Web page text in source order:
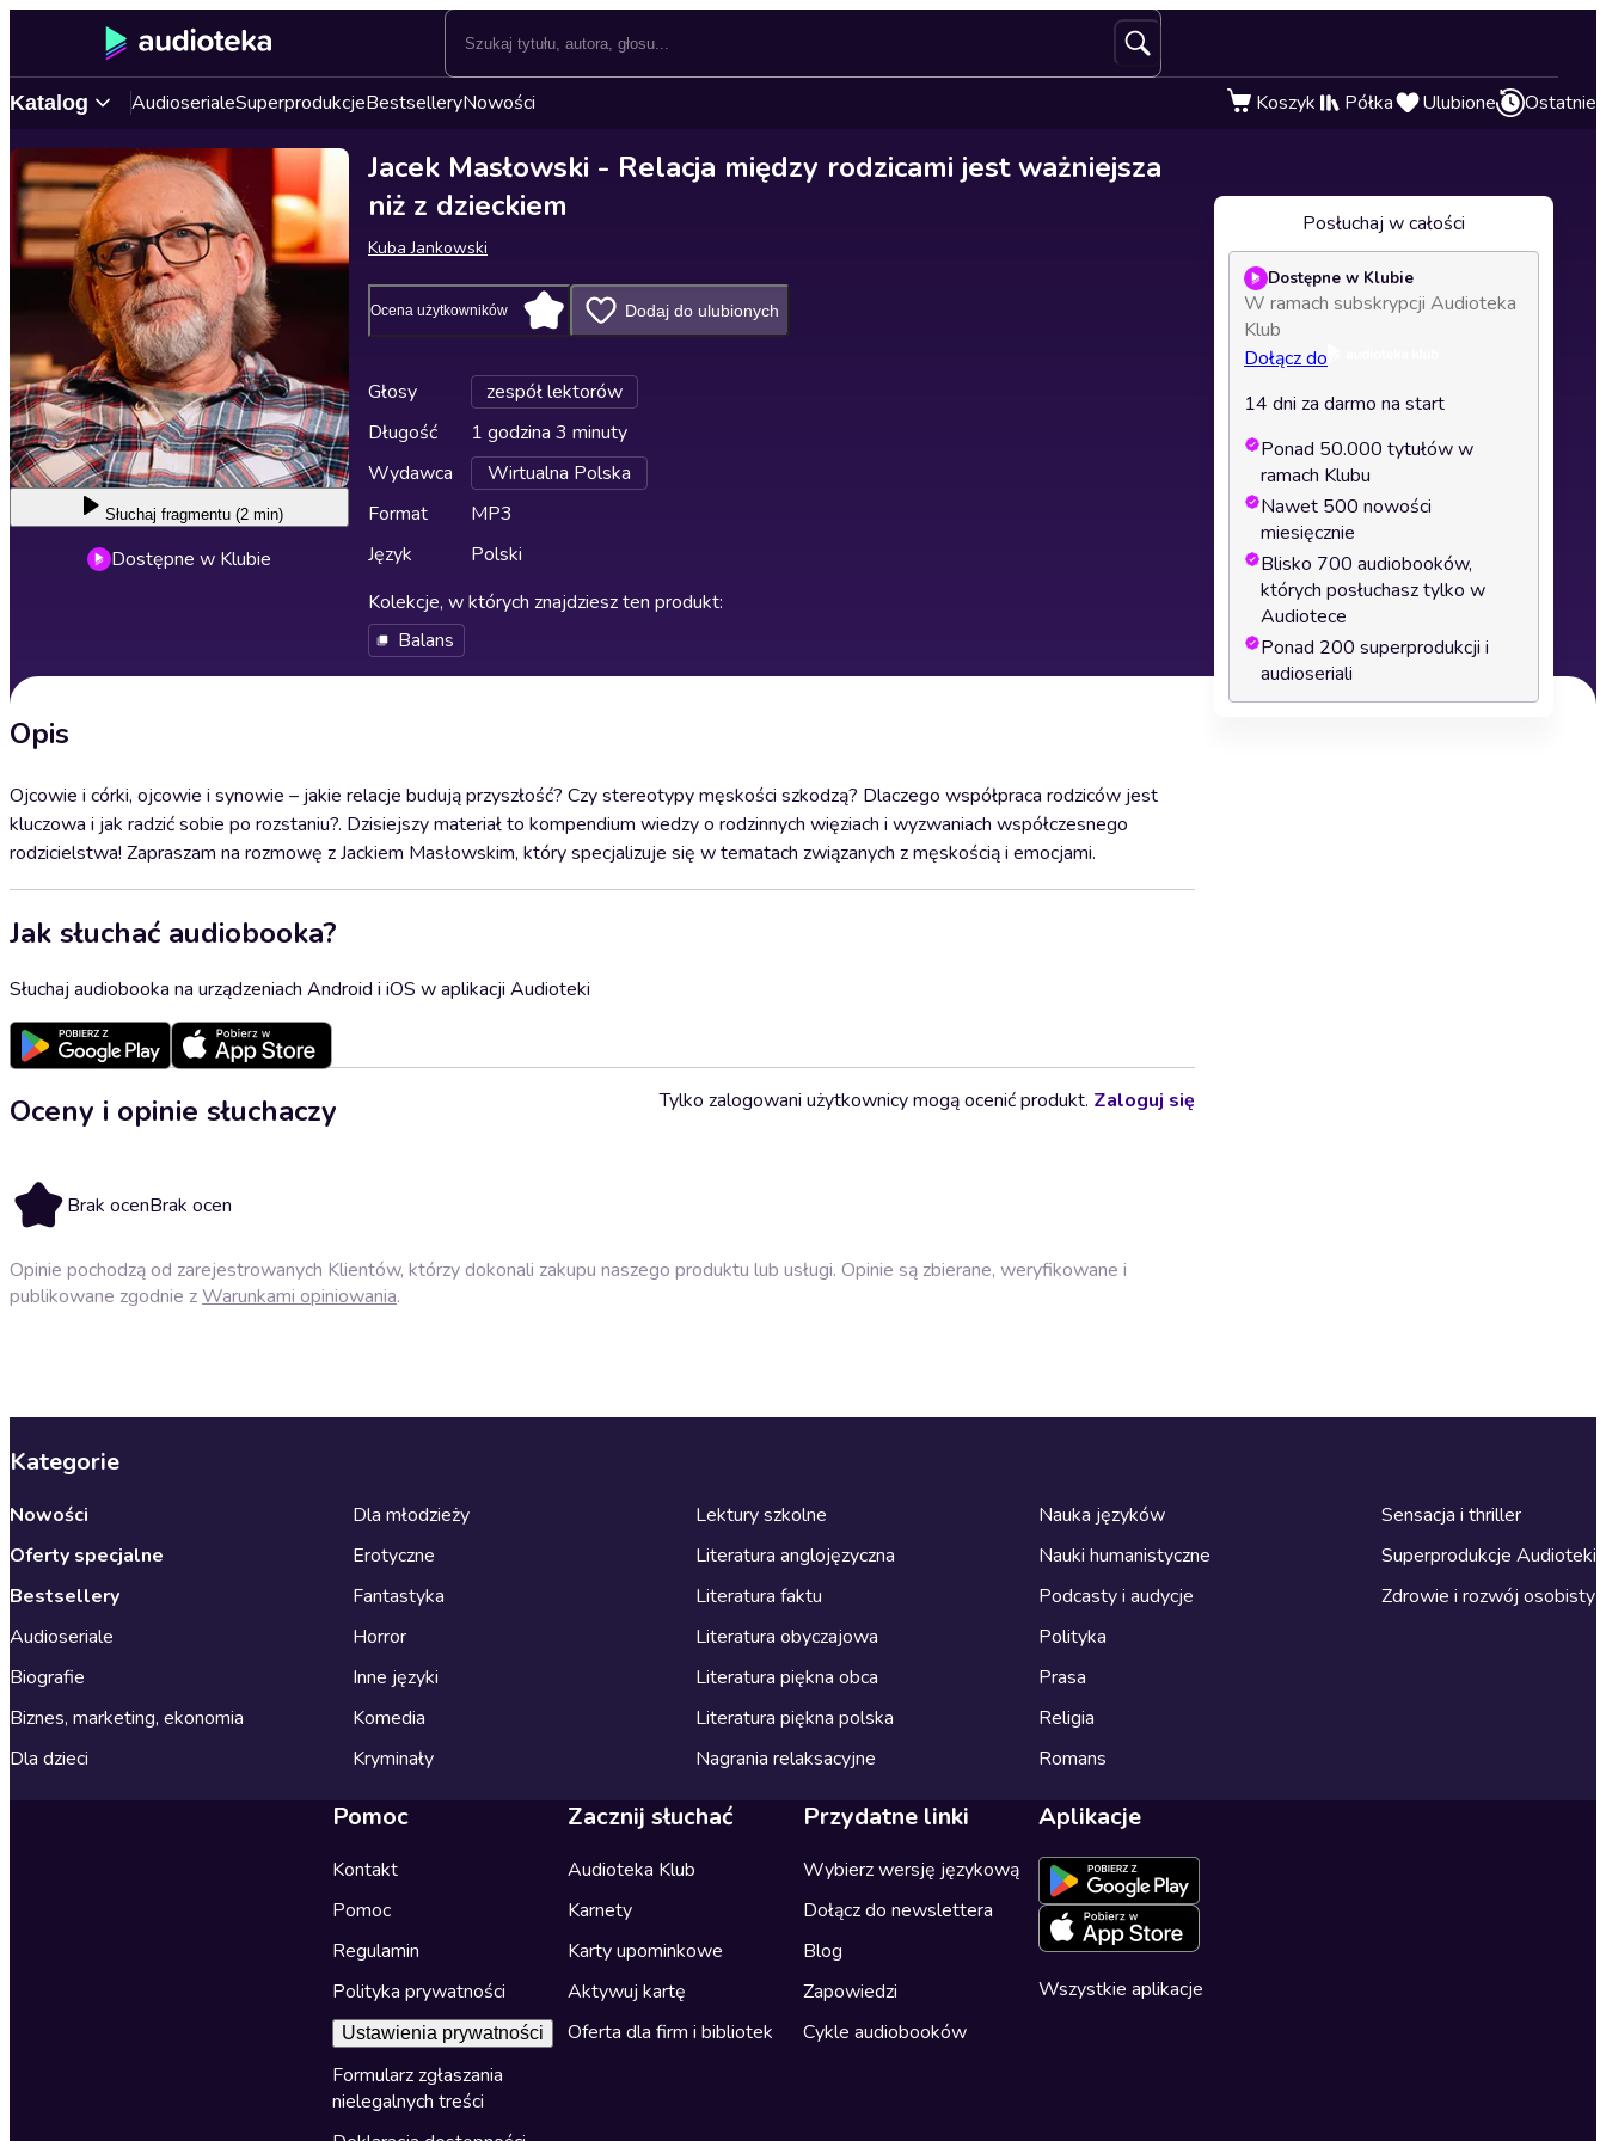
Katalog AudioserialeSuperprodukcjeBestselleryNowości Koszyk Półka Ulubione Ostatnie
Słuchaj fragmentu (2 min)
Dostępne w Klubie
Jacek Masłowski - Relacja między rodzicami jest ważniejsza
niż z dzieckiem
Kuba Jankowski
Ocena użytkowników Dodaj do ulubionych
Głosy
zespół lektorów
Długość
1 godzina 3 minuty
Wydawca
Wirtualna Polska
Format
MP3
Język
Polski
Kolekcje, w których znajdziesz ten produkt:
Balans
Opis
Ojcowie i córki, ojcowie i synowie – jakie relacje budują przyszłość? Czy stereotypy męskości szkodzą? Dlaczego współpraca rodziców jest
kluczowa i jak radzić sobie po rozstaniu?. Dzisiejszy materiał to kompendium wiedzy o rodzinnych więziach i wyzwaniach współczesnego
rodzicielstwa! Zapraszam na rozmowę z Jackiem Masłowskim, który specjalizuje się w tematach związanych z męskością i emocjami.
Jak słuchać audiobooka?
Słuchaj audiobooka na urządzeniach Android i iOS w aplikacji Audioteki
Oceny i opinie słuchaczy
Brak ocenBrak ocen
Tylko zalogowani użytkownicy mogą ocenić produkt. Zaloguj się
Opinie pochodzą od zarejestrowanych Klientów, którzy dokonali zakupu naszego produktu lub usługi. Opinie są zbierane, weryfikowane i
publikowane zgodnie zWarunkami opiniowania.
Posłuchaj w całości
Dostępne w Klubie
W ramach subskrypcji Audioteka
Klub
Dołącz do
14 dni za darmo na start
Ponad 50.000 tytułów w
ramach Klubu
Nawet 500 nowości
miesięcznie
Blisko 700 audiobooków,
których posłuchasz tylko w
Audiotece
Ponad 200 superprodukcji i
audioseriali
Kategorie
Nowości
Oferty specjalne
Bestsellery
Audioseriale
Biografie
Biznes, marketing, ekonomia
Dla dzieci
Dla młodzieży
Erotyczne
Fantastyka
Horror
Inne języki
Komedia
Kryminały
Lektury szkolne
Literatura anglojęzyczna
Literatura faktu
Literatura obyczajowa
Literatura piękna obca
Literatura piękna polska
Nagrania relaksacyjne
Nauka języków
Nauki humanistyczne
Podcasty i audycje
Polityka
Prasa
Religia
Romans
Sensacja i thriller
Superprodukcje Audioteki
Zdrowie i rozwój osobisty
Pomoc
Kontakt
Pomoc
Regulamin
Polityka prywatności
Ustawienia prywatności
Formularz zgłaszania
nielegalnych treści
Zacznij słuchać
Audioteka Klub
Karnety
Karty upominkowe
Aktywuj kartę
Oferta dla firm i bibliotek
Przydatne linki
Wybierz wersję językową
Dołącz do newslettera
Blog
Zapowiedzi
Cykle audiobooków
Aplikacje
Wszystkie aplikacje